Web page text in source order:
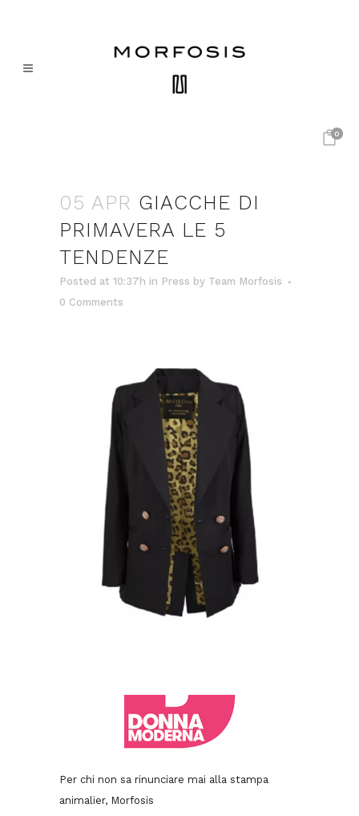
0
05 APR GIACCHE DI
PRIMAVERA LE 5
TENDENZE
Posted at 10:37h in Press by Team Morfosis
0 Comments
Per chi non sa rinunciare mai alla stampa
animalier, Morfosis